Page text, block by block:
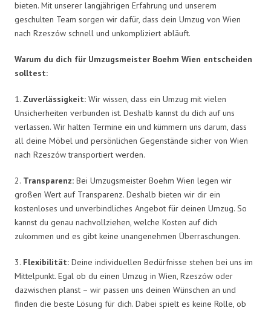
bieten. Mit unserer langjährigen Erfahrung und unserem
geschulten Team sorgen wir dafür, dass dein Umzug von Wien
nach Rzeszów schnell und unkompliziert abläuft.
Warum du dich für Umzugsmeister Boehm Wien entscheiden
solltest:
1. Zuverlässigkeit: Wir wissen, dass ein Umzug mit vielen
Unsicherheiten verbunden ist. Deshalb kannst du dich auf uns
verlassen. Wir halten Termine ein und kümmern uns darum, dass
all deine Möbel und persönlichen Gegenstände sicher von Wien
nach Rzeszów transportiert werden.
2. Transparenz: Bei Umzugsmeister Boehm Wien legen wir
großen Wert auf Transparenz. Deshalb bieten wir dir ein
kostenloses und unverbindliches Angebot für deinen Umzug. So
kannst du genau nachvollziehen, welche Kosten auf dich
zukommen und es gibt keine unangenehmen Überraschungen.
3. Flexibilität: Deine individuellen Bedürfnisse stehen bei uns im
Mittelpunkt. Egal ob du einen Umzug in Wien, Rzeszów oder
dazwischen planst – wir passen uns deinen Wünschen an und
finden die beste Lösung für dich. Dabei spielt es keine Rolle, ob